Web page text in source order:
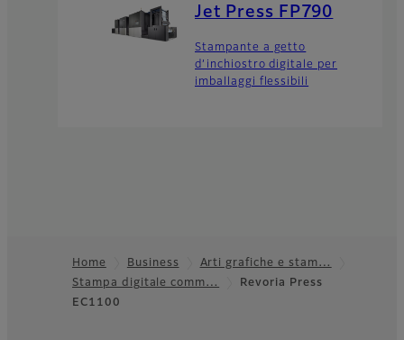
Jet Press FP790
Stampante a getto
d’inchiostro digitale per
imballaggi flessibili
Footer
Home Business
Arti grafiche e stam…
Stampa digitale comm…
Revoria Press
EC1100